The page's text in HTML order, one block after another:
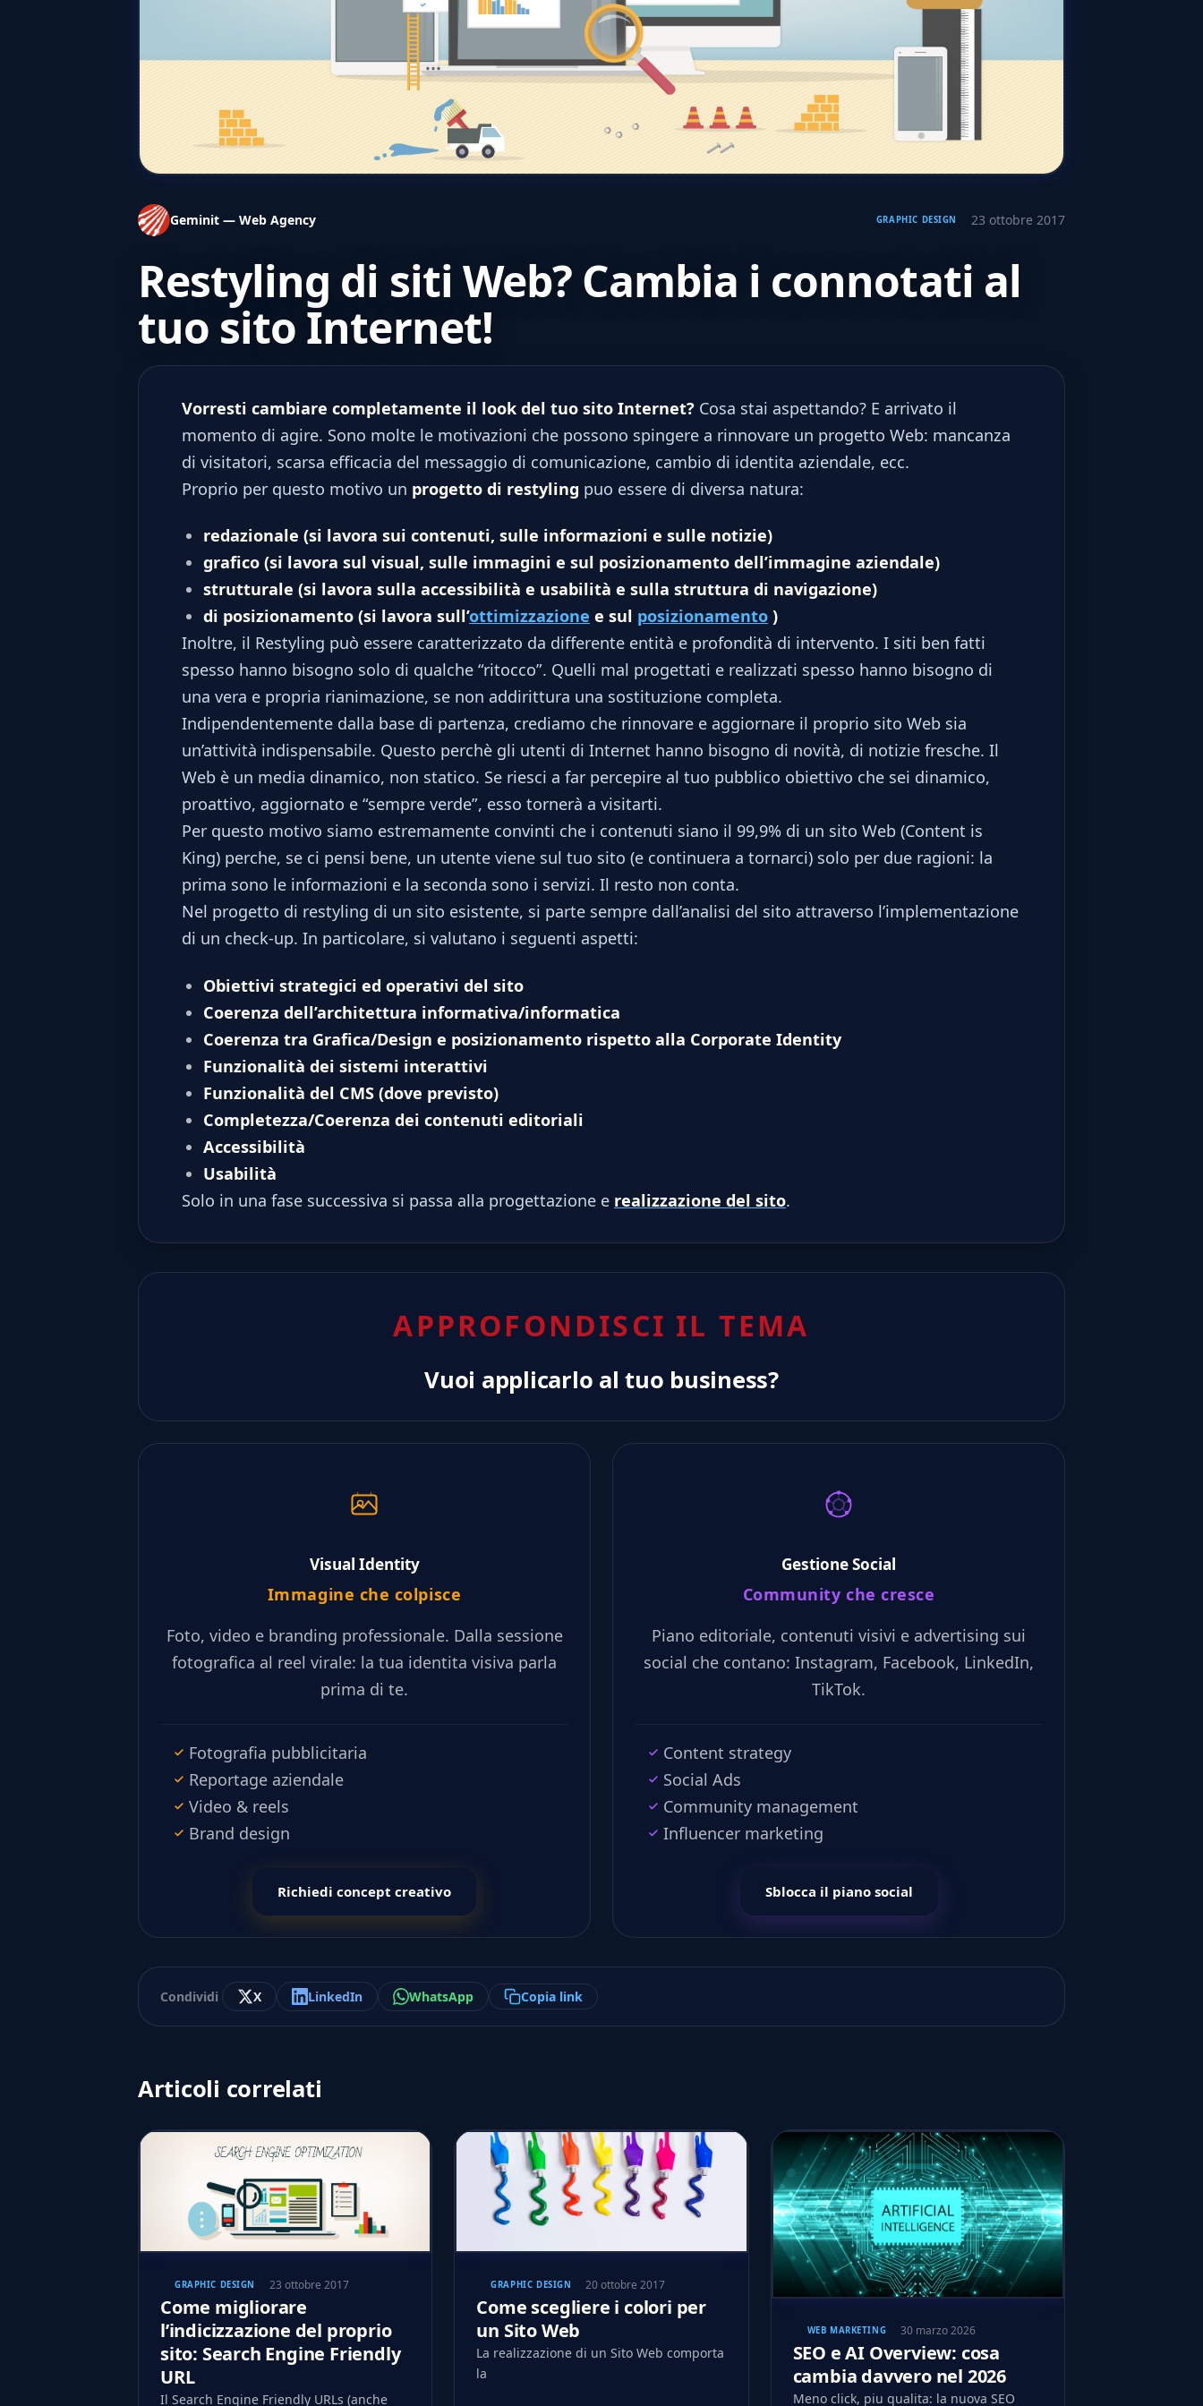
Geminit — Web Agency GRAPHIC DESIGN 23 ottobre 2017
Restyling di siti Web? Cambia i connotati al
tuo sito Internet!
Vorresti cambiare completamente il look del tuo sito Internet? Cosa stai aspettando? E arrivato il
momento di agire. Sono molte le motivazioni che possono spingere a rinnovare un progetto Web: mancanza
di visitatori, scarsa efficacia del messaggio di comunicazione, cambio di identita aziendale, ecc.
Proprio per questo motivo un progetto di restyling puo essere di diversa natura:
redazionale (si lavora sui contenuti, sulle informazioni e sulle notizie)
grafico (si lavora sul visual, sulle immagini e sul posizionamento dell’immagine aziendale)
strutturale (si lavora sulla accessibilità e usabilità e sulla struttura di navigazione)
di posizionamento (si lavora sull’ottimizzazione e sul posizionamento )
Inoltre, il Restyling può essere caratterizzato da differente entità e profondità di intervento. I siti ben fatti
spesso hanno bisogno solo di qualche “ritocco”. Quelli mal progettati e realizzati spesso hanno bisogno di
una vera e propria rianimazione, se non addirittura una sostituzione completa.
Indipendentemente dalla base di partenza, crediamo che rinnovare e aggiornare il proprio sito Web sia
un’attività indispensabile. Questo perchè gli utenti di Internet hanno bisogno di novità, di notizie fresche. Il
Web è un media dinamico, non statico. Se riesci a far percepire al tuo pubblico obiettivo che sei dinamico,
proattivo, aggiornato e “sempre verde”, esso tornerà a visitarti.
Per questo motivo siamo estremamente convinti che i contenuti siano il 99,9% di un sito Web (Content is
King) perche, se ci pensi bene, un utente viene sul tuo sito (e continuera a tornarci) solo per due ragioni: la
prima sono le informazioni e la seconda sono i servizi. Il resto non conta.
Nel progetto di restyling di un sito esistente, si parte sempre dall’analisi del sito attraverso l’implementazione
di un check-up. In particolare, si valutano i seguenti aspetti:
Obiettivi strategici ed operativi del sito
Coerenza dell’architettura informativa/informatica
Coerenza tra Grafica/Design e posizionamento rispetto alla Corporate Identity
Funzionalità dei sistemi interattivi
Funzionalità del CMS (dove previsto)
Completezza/Coerenza dei contenuti editoriali
Accessibilità
Usabilità
Solo in una fase successiva si passa alla progettazione e realizzazione del sito.
APPROFONDISCI IL TEMA
Vuoi applicarlo al tuo business?
Visual Identity
Immagine che colpisce
Foto, video e branding professionale. Dalla sessione
fotografica al reel virale: la tua identita visiva parla
prima di te.
Fotografia pubblicitaria
Reportage aziendale
Video & reels
Brand design
Richiedi concept creativo
Gestione Social
Community che cresce
Piano editoriale, contenuti visivi e advertising sui
social che contano: Instagram, Facebook, LinkedIn,
TikTok.
Content strategy
Social Ads
Community management
Influencer marketing
Sblocca il piano social
Condividi X LinkedIn WhatsApp Copia link
Articoli correlati
GRAPHIC DESIGN 23 ottobre 2017
Come migliorare
l’indicizzazione del proprio
sito: Search Engine Friendly
URL
Il Search Engine Friendly URLs (anche
GRAPHIC DESIGN 20 ottobre 2017
Come scegliere i colori per
un Sito Web
La realizzazione di un Sito Web comporta
la
WEB MARKETING 30 marzo 2026
SEO e AI Overview: cosa
cambia davvero nel 2026
Meno click, piu qualita: la nuova SEO